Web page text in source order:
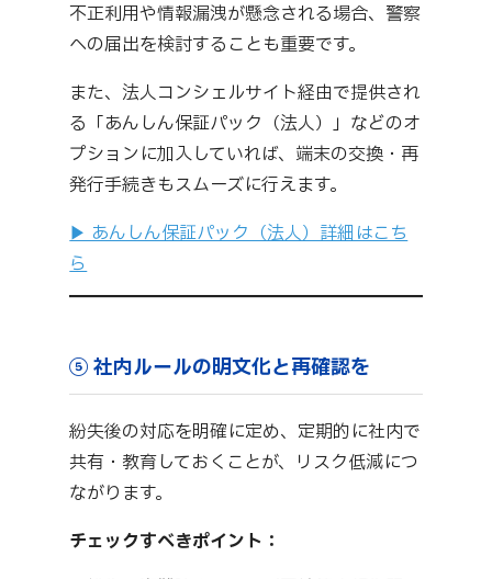
不正利用や情報漏洩が懸念される場合、警察
への届出を検討することも重要です。
また、法人コンシェルサイト経由で提供され
る「あんしん保証パック（法人）」などのオ
プションに加入していれば、端末の交換・再
発行手続きもスムーズに行えます。
▶ あんしん保証パック（法人）詳細はこち
ら
⑤ 社内ルールの明文化と再確認を
紛失後の対応を明確に定め、定期的に社内で
共有・教育しておくことが、リスク低減につ
ながります。
チェックすべきポイント：